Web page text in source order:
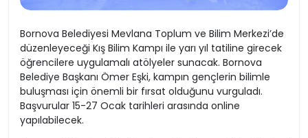
Bornova Belediyesi Mevlana Toplum ve Bilim Merkezi’de
düzenleyeceği Kış Bilim Kampı ile yarı yıl tatiline girecek
öğrencilere uygulamalı atölyeler sunacak. Bornova
Belediye Başkanı Ömer Eşki, kampın gençlerin bilimle
buluşması için önemli bir fırsat olduğunu vurguladı.
Başvurular 15-27 Ocak tarihleri arasında online
yapılabilecek.